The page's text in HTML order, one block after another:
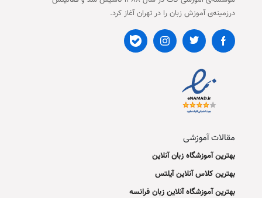
درزمینه‌ی آموزش زبان را در تهران آغاز کرد.
مقالات آموزشی
بهترین آموزشگاه زبان آنلاین
بهترین کلاس آنلاین آیلتس
بهترین آموزشگاه آنلاین زبان فرانسه